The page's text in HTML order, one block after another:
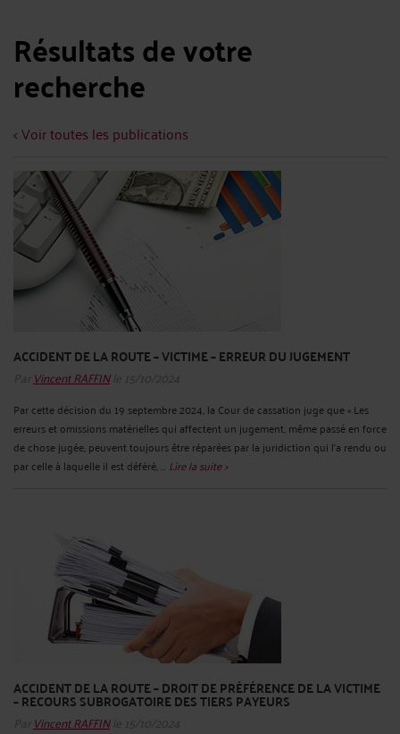
Résultats de votre
recherche
< Voir toutes les publications
ACCIDENT DE LA ROUTE – VICTIME – ERREUR DU JUGEMENT
Par Vincent RAFFINle 15/10/2024
Par cette décision du 19 septembre 2024, la Cour de cassation juge que « Les
erreurs et omissions matérielles qui affectent un jugement, même passé en force
de chose jugée, peuvent toujours être réparées par la juridiction qui l'a rendu ou
par celle à laquelle il est déféré, ... Lire la suite >
ACCIDENT DE LA ROUTE – DROIT DE PRÉFÉRENCE DE LA VICTIME
– RECOURS SUBROGATOIRE DES TIERS PAYEURS
Par Vincent RAFFINle 15/10/2024